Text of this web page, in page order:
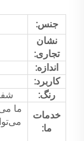
جنس:
نشان
تجاری:
اندازه:
کاربرد:
رنگ:
خدمات
ما:
ما